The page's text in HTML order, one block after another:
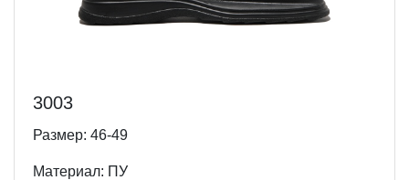
3003
Размер: 46-49
Материал: ПУ